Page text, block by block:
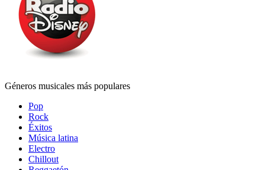
Géneros musicales más populares
Pop
Rock
Éxitos
Música latina
Electro
Chillout